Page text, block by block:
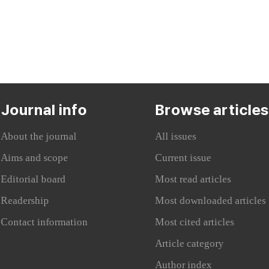
Journal info
About the journal
Aims and scope
Editorial board
Readership
Contact information
Browse articles
All issues
Current issue
Most read articles
Most downloaded articles
Most cited articles
Article category
Author index